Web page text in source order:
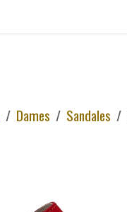
Dames Sandales